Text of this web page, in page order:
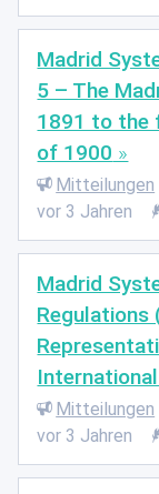
Madrid
5 – The
1891 to the
of 1900
Mitteilungen
vor 3 Jahren
Madrid
Regulations
Mitteilungen
vor 3 Jahren